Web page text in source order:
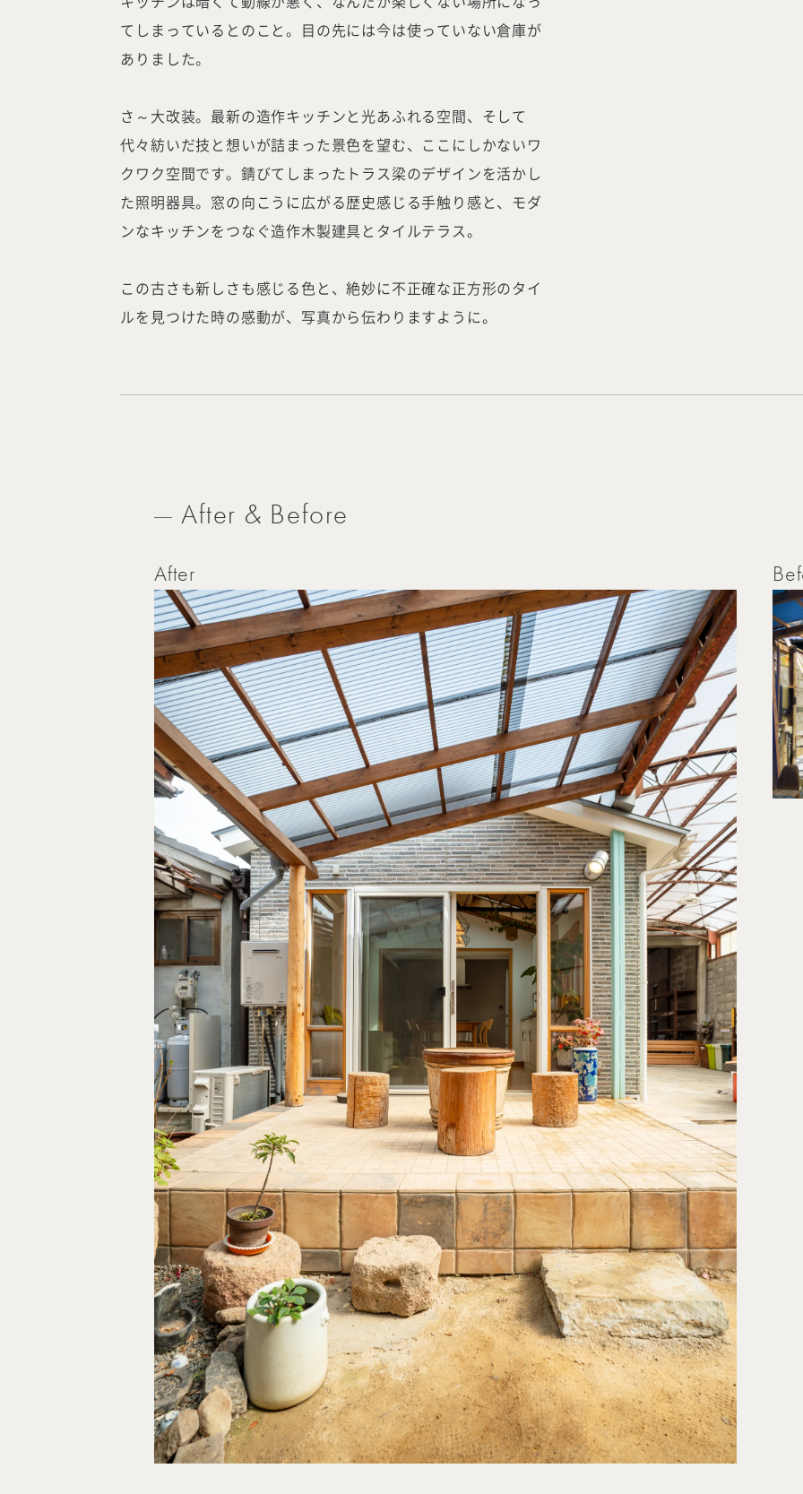
てしまっているとのこと。目の先には今は使っていない倉庫が
ありました。
さ～大改装。最新の造作キッチンと光あふれる空間、そして
代々紡いだ技と想いが詰まった景色を望む、ここにしかないワ
クワク空間です。錆びてしまったトラス梁のデザインを活かし
た照明器具。窓の向こうに広がる歴史感じる手触り感と、モダ
ンなキッチンをつなぐ造作木製建具とタイルテラス。
この古さも新しさも感じる色と、絶妙に不正確な正方形のタイ
ルを見つけた時の感動が、写真から伝わりますように。
After & Before
After
IDA DESIGN by 株式会社 IDA Company